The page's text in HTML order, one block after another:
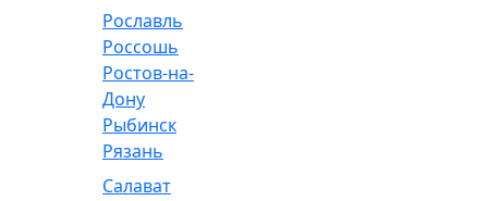
Рославль
Россошь
Ростов-на-
Дону
Рыбинск
Рязань
Салават